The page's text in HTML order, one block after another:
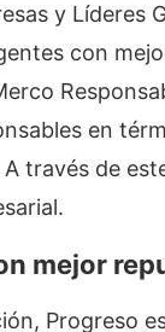
y Líderes
con
en
través de
mejor
Progreso